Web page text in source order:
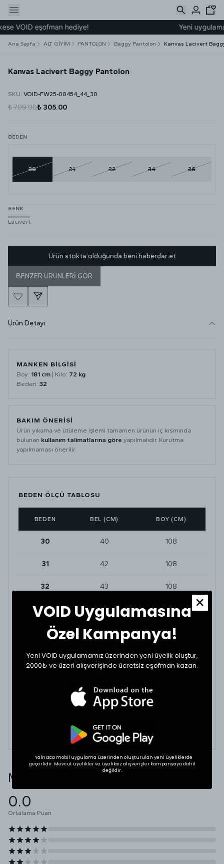
VOID eşofman hediye! Yeni
Ana Sayfa ALT GİYİM PANTOLON Baggy Pantolon Kanvas Lacivert
Kanvas Lacivert Baggy Pantolon
SKU: VOID-FW25-00454_44_30
₺ 709.00₺ 305.00
BEDEN
30 31 32 34 36
RENK
Lacivert
Ürün stokta olduğunda beni haberdar et
BENZER ÜRÜNLERİ GÖR
Ürün Detayı
MANKEN BİLGİSİ
Boy: 181 cm | Kilo: 72 kg
Beden: 32
BAKIM ÖNERİSİ
Ürün yıkama ve ütüleme işlemi tamamen ürünün iç kısmında
bulunan kullanım talimatlarına göre yapılmalıdır. Kurutma
yapılmaması önerilir.
BEDEN ÖLÇÜ TABLOSU
BEDEN BEL (CM) BOY (CM)
30 40 108
31 42 108
32 43 108
34 45 108
36 49 121
BEDEN VE UYUMLULUK
değişkenlik gösterebilir. En doğru seçim için
dolabınızdaki beğendiğiniz bir ürünün ölçülerini alıp
karşılaştırabilirsiniz.
Müşteri Yorumları
0.0
Ortalama Puan
VOID Uygulamasına
Özel Kampanya!
Yeni VOID uygulamamız üzerinden yeni üyelik oluştur,
2000₺ ve üzeri alışverişinde ücretsiz eşofman kazan.
Yalnızca mobil uygulama üzerinden oluşturulan yeni üyeliklerde
geçerlidir. Mevcut üyelikler ve üyeliksiz alışverişler kampanyaya dahil
değildir.